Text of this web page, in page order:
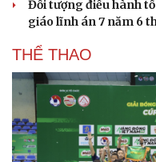
Đối tượng điều hành
giáo lĩnh án 7 năm 6
THỂ THAO